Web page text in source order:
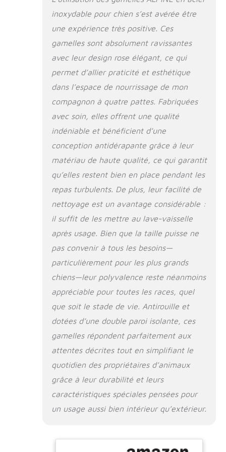
basculement et les
pendant que votre
animal mange ou
vaisselle : facile à
nettoyer et passe au
lave-vaisselle, ce
pour les
propriétaires
d'animaux qui sont
toujours en
déplacement ou qui
ont des horaires
bols – Peut contenir
jusqu'à 946 ml
chacun. Convient
pour les animaux de
compagnie de petite
et moyenne taille
inoxydable pour chien s’est avérée être
une expérience très positive. Ces
gamelles sont absolument ravissantes
avec leur design rose élégant, ce qui
permet d’allier praticité et esthétique
dans l’espace de nourrissage de mon
compagnon à quatre pattes. Fabriquées
avec soin, elles offrent une qualité
indéniable et bénéficient d’une
conception antidérapante grâce à leur
matériau de haute qualité, ce qui garantit
qu’elles restent bien en place pendant les
repas turbulents. De plus, leur facilité de
nettoyage est un avantage considérable :
il suffit de les mettre au lave-vaisselle
après usage. Bien que la taille puisse ne
pas convenir à tous les besoins—
particulièrement pour les plus grands
chiens—leur polyvalence reste néanmoins
appréciable pour toutes les races, quel
que soit le stade de vie. Antirouille et
dotées d’une double paroi isolante, ces
gamelles répondent parfaitement aux
attentes décrites tout en simplifiant le
quotidien des propriétaires d’animaux
grâce à leur durabilité et leurs
caractéristiques spéciales pensées pour
un usage aussi bien intérieur qu’extérieur.